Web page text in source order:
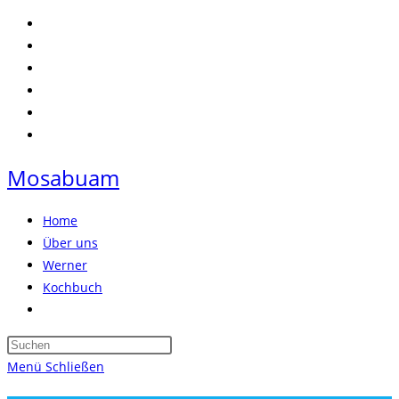
Zum
Inhalt
springen
Mosabuam
Home
Über uns
Werner
Kochbuch
umschalten
Press
Menü Schließen